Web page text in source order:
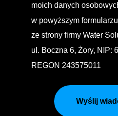
moich danych
w powyższym
ze strony firmy Water
ul. Boczna 6, Żory, NIP:
REGON 243575011
Wyślij